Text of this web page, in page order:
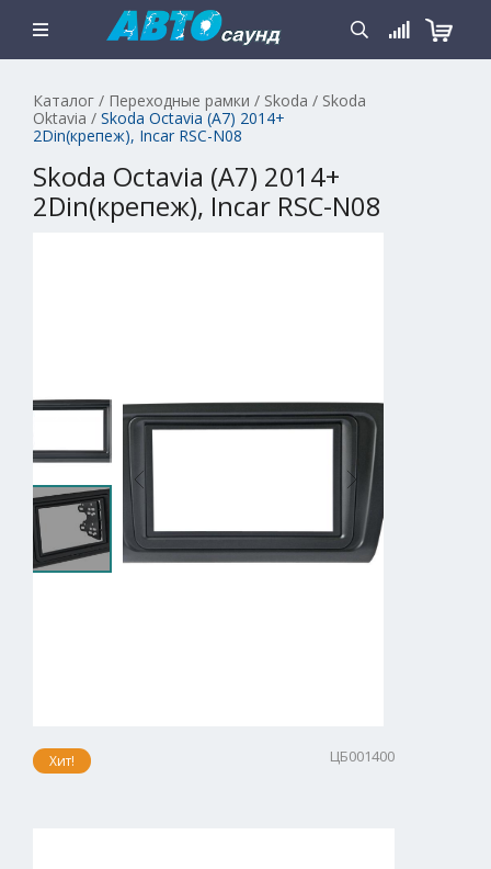
Каталог / Переходные рамки / Skoda / Skoda
Oktavia / Skoda Octavia (A7) 2014+
2Din(крепеж), Incar RSC-N08
Skoda Octavia (A7) 2014+
2Din(крепеж), Incar RSC-N08
Хит! ЦБ001400